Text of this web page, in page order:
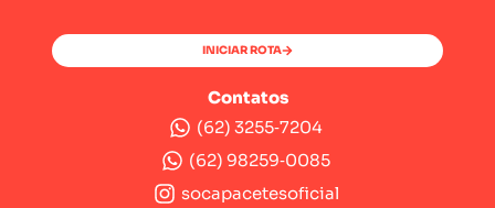
INICIAR ROTA
Contatos
(62) 3255‑7204‬
(62) 98259‑0085‬
socapacetesoficial